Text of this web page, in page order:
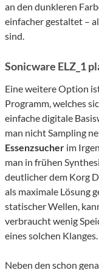
an den dunkleren
einfacher gestaltet –
sind.
Sonicware ELZ_1
Eine weitere Option
Programm, welches
einfache digitale
man nicht Sampling
Essenzsucher im
man in frühen
deutlicher dem Korg
als maximale Lösung
statischer Wellen,
verbraucht wenig
eines solchen Klanges.
Neben den schon